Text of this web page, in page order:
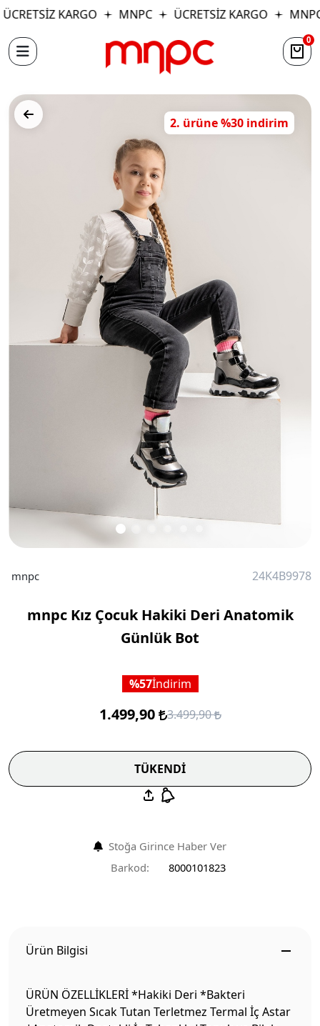
KARGO MNPC ÜCRETSİZ KARGO MNPC
0
2. ürüne %30 indirim
mnpc 24K4B9978
mnpc Kız Çocuk Hakiki Deri Anatomik
Günlük Bot
57İndirim
1.499,90 3.499,90
TÜKENDİ
Stoğa Girince Haber Ver
Barkod:
8000101823
Ürün Bilgisi
ÜRÜN ÖZELLİKLERİ *Hakiki Deri *Bakteri
Üretmeyen Sıcak Tutan Terletmez Termal İç Astar